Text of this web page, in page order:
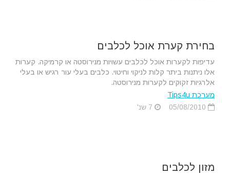
בחירת קערת אוכל לכלבים
עדיפות לקערות אוכל לכלבים עשויות מנירוסטה או קרמיקה. קערות
אלו ניתנות ביתר קלות לניקוי וחיטוי. כלבים בעלי עור רגיש או בעלי
אלרגיות זקוקים לקערות מנירוסטה.
מערכת Tips4u
מזון לכלבים